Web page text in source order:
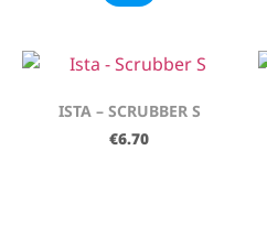
ISTA – SCRUBBER S
€6.70